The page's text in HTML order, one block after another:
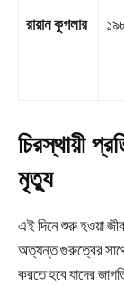
রায়ান কুগলার
চিরস্থায়ী
মৃত্যু
এই দিনে শুরু হওয়া
অত্যন্ত গুরুত্বের সাথে
করতে হবে যাদের